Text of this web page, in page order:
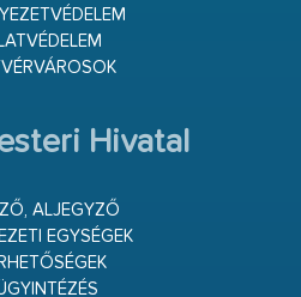
Hivatal
ALJEGYZŐ
EGYSÉGEK